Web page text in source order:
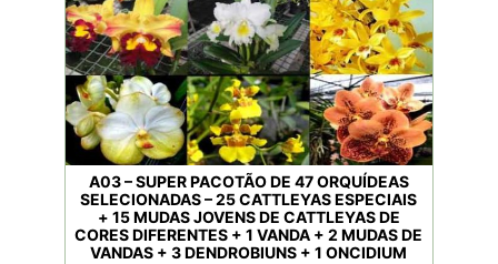
A03 – SUPER PACOTÃO DE 47 ORQUÍDEAS
SELECIONADAS – 25 CATTLEYAS ESPECIAIS
+ 15 MUDAS JOVENS DE CATTLEYAS DE
CORES DIFERENTES + 1 VANDA + 2 MUDAS DE
VANDAS + 3 DENDROBIUNS + 1 ONCIDIUM